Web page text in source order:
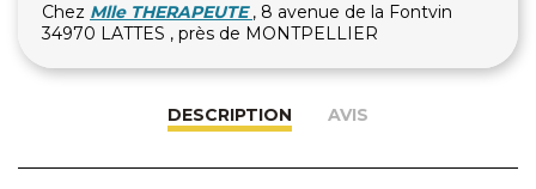
Chez Mlle THERAPEUTE , 8 avenue de la Fontvin
34970 LATTES , près de MONTPELLIER
DESCRIPTION AVIS